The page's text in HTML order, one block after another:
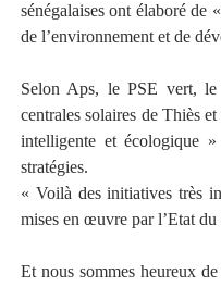
sénégalaises ont élaboré de
de l’environnement et de
Selon Aps, le PSE vert,
centrales solaires de Thiès
intelligente et écologique
stratégies.
« Voilà des initiatives très
mises en œuvre par l’Etat du
Et nous sommes heureux